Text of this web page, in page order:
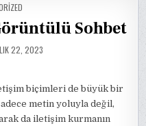
Sohbet
22, 2023
biçimleri de büyük bir
metin yoluyla değil,
da iletişim kurmanın